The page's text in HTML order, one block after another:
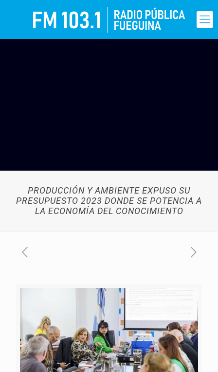
PRODUCCIÓN Y AMBIENTE EXPUSO SU
PRESUPUESTO 2023 DONDE SE POTENCIA A
LA ECONOMÍA DEL CONOCIMIENTO